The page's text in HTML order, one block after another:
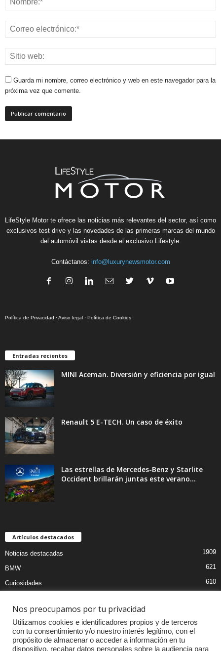
Guarda mi nombre, correo electrónico y web en este navegador para la
próxima vez que comente.
LifeStyle Motor te ofrece las noticias más relevantes del sector, así como
exclusivos test drive y las novedades de las primeras marcas del mundo
del automóvil vistas desde el exclusivo Lifestyle.
Contáctanos: info@luxurynewsmotor.com
Política de Privacidad ·Aviso legal · Política de Cookies
Entradas recientes
MINI Aceman. Diversión y eficiencia por igual
Renault 5 E-TECH. Un caso de éxito
Las estrellas de Mercedes-Benz y Starlite
Occident brillarán juntas este verano...
Artículos destacados
Noticias destacadas 1909
BMW 621
Curiosidades 610
Audi
MOTOS
Competiciones
Nos preocupamos por tu privacidad
Utilizamos cookies e identificadores propios y de terceros
con tu consentimiento y/o nuestro interés legítimo, con el
propósito de almacenar o acceder a información en tu
dispositivo, recabar datos personales sobre la audiencia para